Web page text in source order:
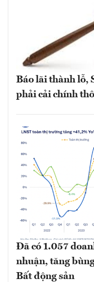
Báo lãi thành lỗ,
phải cải chính
Đã có 1.057
nhuận, tăng
Bất động sản